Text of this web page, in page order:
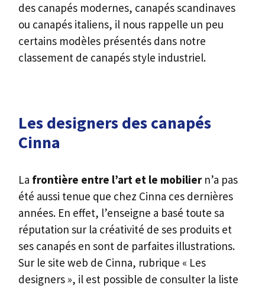
des canapés modernes, canapés scandinaves
ou canapés italiens, il nous rappelle un peu
certains modèles présentés dans notre
classement de canapés style industriel.
Les designers des canapés
Cinna
La frontière entre l’art et le mobilier n’a pas
été aussi tenue que chez Cinna ces dernières
années. En effet, l’enseigne a basé toute sa
réputation sur la créativité de ses produits et
ses canapés en sont de parfaites illustrations.
Sur le site web de Cinna, rubrique « Les
designers », il est possible de consulter la liste